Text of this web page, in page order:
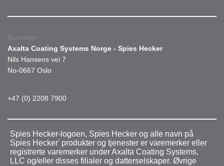
Kontakter
Axalta Coating Systems Norge - Spies Hecker
Nils Hansens vei 7
No-0667 Oslo
+47 (0) 2208 7900
Spies Hecker-logoen, Spies Hecker og alle navn på
Spies Hecker' produkter og tjenester er varemerker eller
registrerte varemerker under Axalta Coating Systems,
LLC og/eller disses filialer og datterselskaper. Øvrige